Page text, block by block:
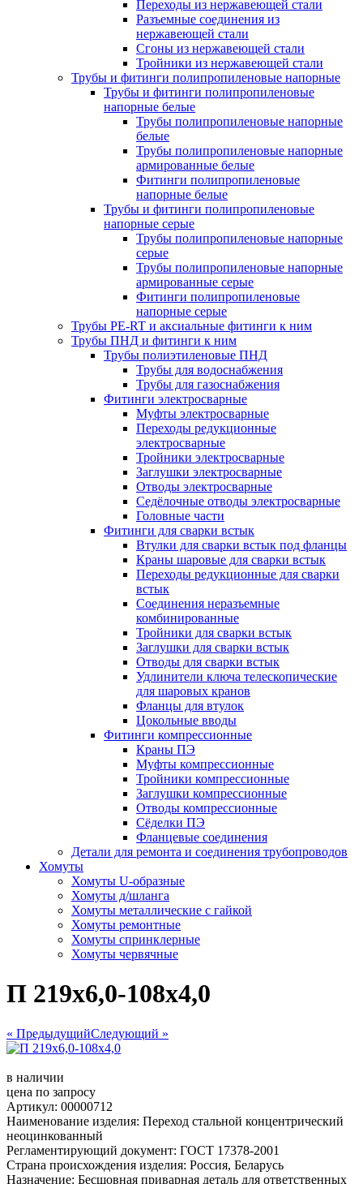
Переходы из нержавеющей стали
Разъемные соединения из
нержавеющей стали
Сгоны из нержавеющей стали
Тройники из нержавеющей стали
Трубы и фитинги полипропиленовые напорные
Трубы и фитинги полипропиленовые
напорные белые
Трубы полипропиленовые напорные
белые
Трубы полипропиленовые напорные
армированные белые
Фитинги полипропиленовые
напорные белые
Трубы и фитинги полипропиленовые
напорные серые
Трубы полипропиленовые напорные
серые
Трубы полипропиленовые напорные
армированные серые
Фитинги полипропиленовые
напорные серые
Трубы PE-RT и аксиальные фитинги к ним
Трубы ПНД и фитинги к ним
Трубы полиэтиленовые ПНД
Трубы для водоснабжения
Трубы для газоснабжения
Фитинги электросварные
Муфты электросварные
Переходы редукционные
электросварные
Тройники электросварные
Заглушки электросварные
Отводы электросварные
Седёлочные отводы электросварные
Головные части
Фитинги для сварки встык
Втулки для сварки встык под фланцы
Краны шаровые для сварки встык
Переходы редукционные для сварки
встык
Соединения неразъемные
комбинированные
Тройники для сварки встык
Заглушки для сварки встык
Отводы для сварки встык
Удлинители ключа телескопические
для шаровых кранов
Фланцы для втулок
Цокольные вводы
Фитинги компрессионные
Краны ПЭ
Муфты компрессионные
Тройники компрессионные
Заглушки компрессионные
Отводы компрессионные
Сёделки ПЭ
Фланцевые соединения
Детали для ремонта и соединения трубопроводов
Хомуты
Хомуты U-образные
Хомуты д/шланга
Хомуты металлические с гайкой
Хомуты ремонтные
Хомуты спринклерные
Хомуты червячные
П 219х6,0-108х4,0
« ПредыдущийСледующий »
в наличии
цена по запросу
Артикул: 00000712
Наименование изделия: Переход стальной концентрический
неоцинкованный
Регламентирующий документ: ГОСТ 17378-2001
Страна происхождения изделия: Россия, Беларусь
Назначение: Бесшовная приварная деталь для ответственных